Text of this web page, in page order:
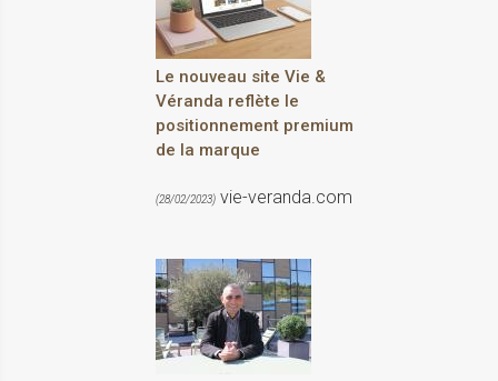
Le nouveau site Vie &
Véranda reflète le
positionnement premium
de la marque
(28/02/2023) vie-veranda.com